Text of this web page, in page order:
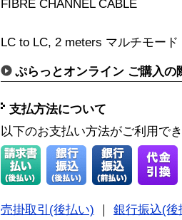
FIBRE CHANNEL CABLE
LC to LC, 2 meters マルチモード
ぷらっとオンライン ご購入の
支払方法について
以下のお支払い方法がご利用で
売掛取引(後払い)
銀行振込(後